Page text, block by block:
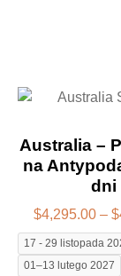
Australia –
na
dni
$4,295.00 – $
17 - 29 listopada
01–13 lutego 2027